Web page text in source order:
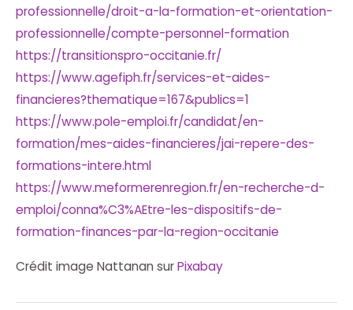
professionnelle/droit-a-la-formation-et-orientation-
professionnelle/compte-personnel-formation
https://transitionspro-occitanie.fr/
https://www.agefiph.fr/services-et-aides-
financieres?thematique=167&publics=1
https://www.pole-emploi.fr/candidat/en-
formation/mes-aides-financieres/jai-repere-des-
formations-intere.html
https://www.meformerenregion.fr/en-recherche-d-
emploi/conna%C3%AEtre-les-dispositifs-de-
formation-finances-par-la-region-occitanie
Crédit image Nattanan surPixabay